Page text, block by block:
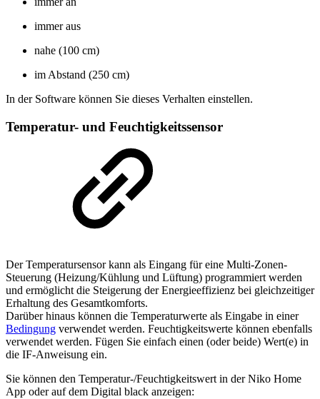
immer aus
nahe (100 cm)
im Abstand (250 cm)
In der Software können Sie dieses Verhalten einstellen.
Temperatur- und Feuchtigkeitssensor
Der Temperatursensor kann als Eingang für eine Multi-Zonen-
Steuerung (Heizung/Kühlung und Lüftung) programmiert werden
und ermöglicht die Steigerung der Energieeffizienz bei gleichzeitiger
Erhaltung des Gesamtkomforts.
Darüber hinaus können die Temperaturwerte als Eingabe in einer
Bedingung verwendet werden. Feuchtigkeitswerte können ebenfalls
verwendet werden. Fügen Sie einfach einen (oder beide) Wert(e) in
die IF-Anweisung ein.
Sie können den Temperatur-/Feuchtigkeitswert in der Niko Home
App oder auf dem Digital black anzeigen: